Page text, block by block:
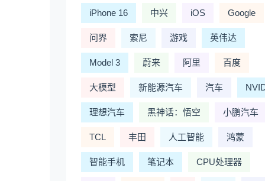
iPhone 16 中兴 iOS Google
问界 索尼 游戏 英伟达
Model 3 蔚来 阿里 百度
大模型 新能源汽车 汽车
理想汽车 黑神话：悟空 小鹏汽车
TCL 丰田 人工智能 鸿蒙
智能手机 笔记本 CPU处理器